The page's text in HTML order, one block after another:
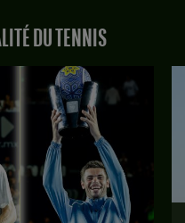
DU TENNIS